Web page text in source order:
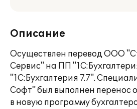
Описание
Осуществлен перевод ООО
Сервис" на ПП
"1С:Бухгалтерия 7.7".
Софт" был выполнен перенос
в новую программу